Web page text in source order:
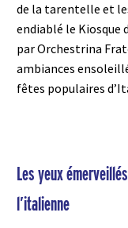
de la tarentelle et
endiablé le Kiosque
par Orchestrina
ambiances
fêtes populaires
Les yeux
l’italienne